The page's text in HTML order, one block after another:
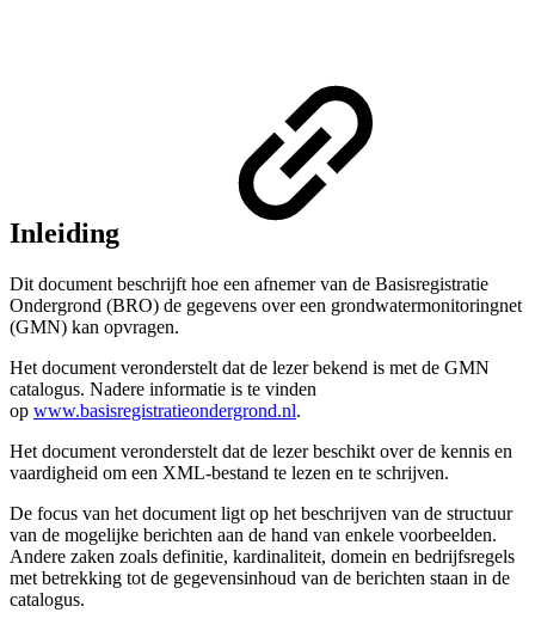
Inleiding
Dit document beschrijft hoe een afnemer van de Basisregistratie
Ondergrond (BRO) de gegevens over een grondwatermonitoringnet
(GMN) kan opvragen.
Het document veronderstelt dat de lezer bekend is met de GMN
catalogus. Nadere informatie is te vinden
op www.basisregistratieondergrond.nl.
Het document veronderstelt dat de lezer beschikt over de kennis en
vaardigheid om een XML-bestand te lezen en te schrijven.
De focus van het document ligt op het beschrijven van de structuur
van de mogelijke berichten aan de hand van enkele voorbeelden.
Andere zaken zoals definitie, kardinaliteit, domein en bedrijfsregels
met betrekking tot de gegevensinhoud van de berichten staan in de
catalogus.